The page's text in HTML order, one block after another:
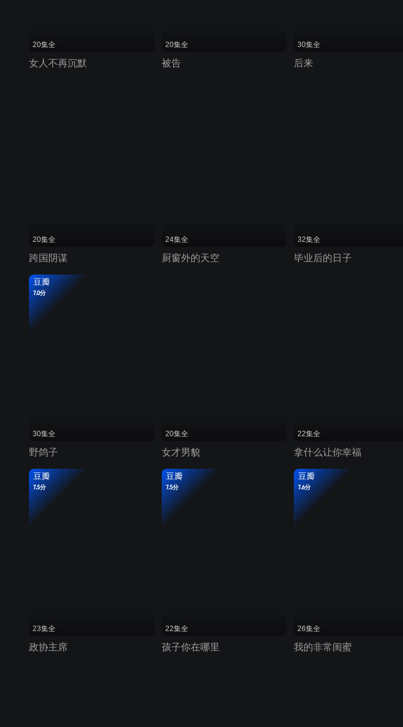
20集全
女人不再沉默
20集全
被告
30集全
后来
20集全
跨国阴谋
24集全
厨窗外的天空
32集全
毕业后的日子
豆瓣
7.0分
30集全
野鸽子
20集全
女才男貌
22集全
拿什么让你幸福
豆瓣
7.5分
23集全
政协主席
豆瓣
7.5分
22集全
孩子你在哪里
豆瓣
7.6分
26集全
我的非常闺蜜